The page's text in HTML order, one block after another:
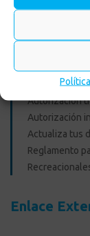
Aviso de
Autorización
Autorización
Actualiza tus
Reglamento
Enlace